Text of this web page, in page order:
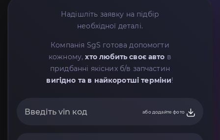
Надішліть заявку на підбір
необхідної деталі.
Компанія SgS готова допомогти
кожному,хто любить своє авто в
придбанні якісних б/в запчастин
вигідно та в найкоротші терміни!
або додайте фото